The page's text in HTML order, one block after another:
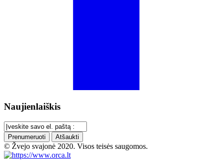
Naujienlaiškis
Prenumeruoti Atšaukti
© Žvejo svajonė 2020. Visos teisės saugomos.